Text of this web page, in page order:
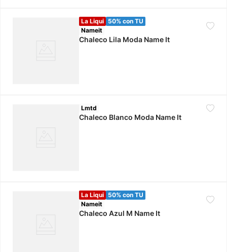
La Liqui 50% con TU
Nameit
Chaleco Lila Moda Name It
Lmtd
Chaleco Blanco Moda Name It
La Liqui 50% con TU
Nameit
Chaleco Azul M Name It